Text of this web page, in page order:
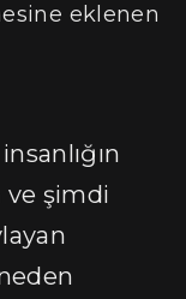
eklenen
ve şimdi